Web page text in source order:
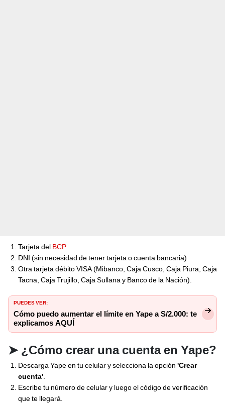
Tarjeta del BCP
DNI (sin necesidad de tener tarjeta o cuenta bancaria)
Otra tarjeta débito VISA (Mibanco, Caja Cusco, Caja Piura, Caja
Tacna, Caja Trujillo, Caja Sullana y Banco de la Nación).
PUEDES VER:
Cómo puedo aumentar el límite en Yape a S/2.000: te
explicamos AQUÍ
➤ ¿Cómo crear una cuenta en Yape?
Descarga Yape en tu celular y selecciona la opción 'Crear
cuenta'
Escribe tu número de celular y luego el código de verificación
que te llegará.